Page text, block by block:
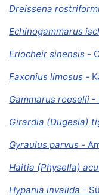
Dreissena
Echinogammarus
Eriocheir sinensis -
Faxonius limosus -
Gammarus roeselii -
Girardia (Dugesia)
Gyraulus parvus -
Haitia (Physella)
Hypania invalida -